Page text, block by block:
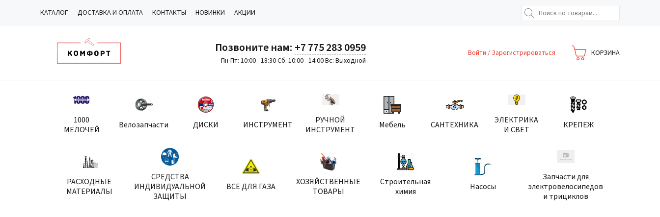
КАТАЛОГ ДОСТАВКА И ОПЛАТА КОНТАКТЫ НОВИНКИ АКЦИИ
Позвоните нам: +7 775 283 0959
Пн-Пт: 10:00 - 18:30 Сб: 10:00 - 14:00 Вс: Выходной
Войти / Зарегистрироваться КОРЗИНА
1000
МЕЛОЧЕЙ
Велозапчасти ДИСКИ ИНСТРУМЕНТ
РУЧНОЙ
ИНСТРУМЕНТ
Мебель САНТЕХНИКА
ЭЛЕКТРИКА
И СВЕТ
КРЕПЕЖ
РАСХОДНЫЕ
МАТЕРИАЛЫ
СРЕДСТВА
ИНДИВИДУАЛЬНОЙ
ЗАЩИТЫ
ВСЕ ДЛЯ ГАЗА
ХОЗЯЙСТВЕННЫЕ
ТОВАРЫ
Строительная
химия
Насосы
Запчасти для
электровелосипедов
и трициклов